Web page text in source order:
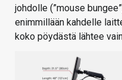
johdolle (”mouse
enimmillään kahdelle
koko pöydästä lähtee